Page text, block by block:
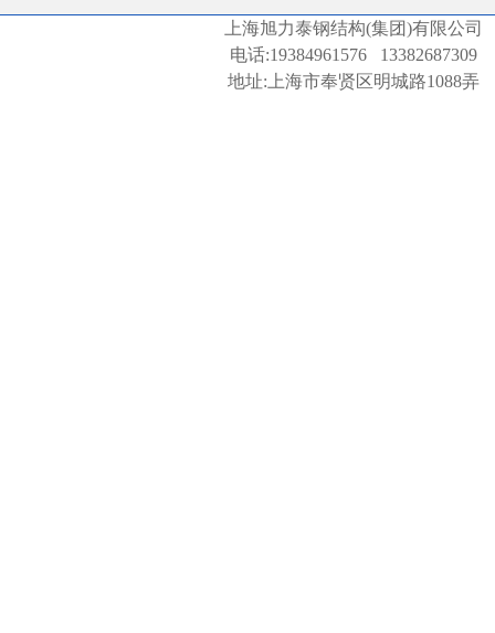
上海旭力泰钢结构(集团)有限公司
电话:19384961576 13382687309
地址:上海市奉贤区明城路1088弄